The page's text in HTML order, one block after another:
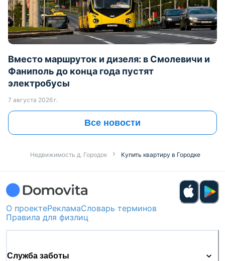
Вместо маршруток и дизеля: в Смолевичи и
Фаниполь до конца года пустят
электробусы
7 августа 2026 г.
Все новости
Недвижимость д. Городок Купить квартиру в Городке
О проектеРекламаСловарь терминов
Правила для физлиц
Служба заботы